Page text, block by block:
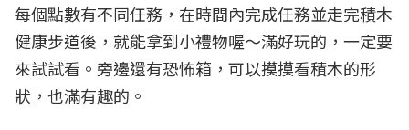
每個點數有不同任務，在時間內完成任務並走完積木
健康步道後，就能拿到小禮物喔～滿好玩的，一定要
來試試看。旁邊還有恐怖箱，可以摸摸看積木的形
狀，也滿有趣的。